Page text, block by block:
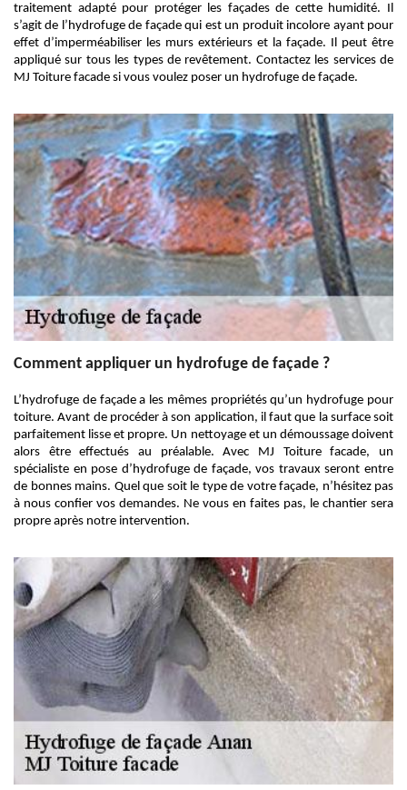
traitement adapté pour protéger les façades de cette humidité. Il
s’agit de l’hydrofuge de façade qui est un produit incolore ayant pour
effet d’imperméabiliser les murs extérieurs et la façade. Il peut être
appliqué sur tous les types de revêtement. Contactez les services de
MJ Toiture facade si vous voulez poser un hydrofuge de façade.
Comment appliquer un hydrofuge de façade ?
L’hydrofuge de façade a les mêmes propriétés qu’un hydrofuge pour
toiture. Avant de procéder à son application, il faut que la surface soit
parfaitement lisse et propre. Un nettoyage et un démoussage doivent
alors être effectués au préalable. Avec MJ Toiture facade, un
spécialiste en pose d’hydrofuge de façade, vos travaux seront entre
de bonnes mains. Quel que soit le type de votre façade, n’hésitez pas
à nous confier vos demandes. Ne vous en faites pas, le chantier sera
propre après notre intervention.